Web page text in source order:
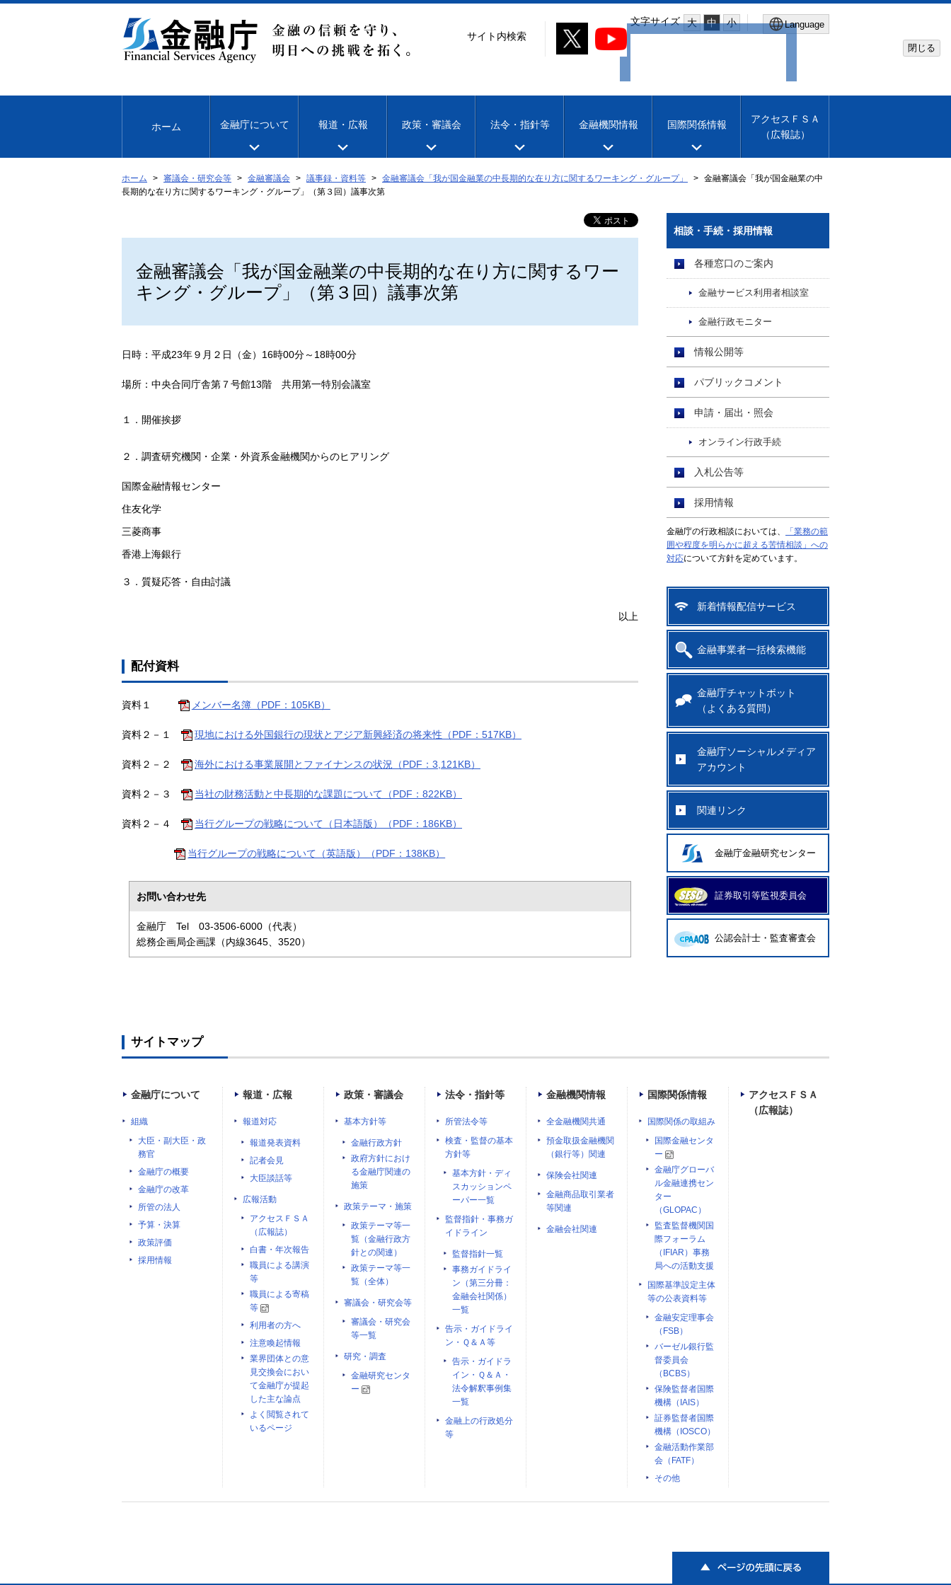
文
移
文字サイズ 大 中 小 Language
Machine translation
閉じる
サイト内検索
ホーム 金融庁について 報道・広報 政策・審議会 法令・指針等 金融機関情報 国際関係情報
アクセスＦＳＡ
（広報誌）
ホーム 審議会・研究会等 金融審議会 議事録・資料等 金融審議会「我が国金融業の中長期的な在り方に関するワーキング・グループ」
金融審議会「我が国金融業の中
長期的な在り方に関するワーキング・グループ」（第３回）議事次第
金融審議会「我が国金融業の中長期的な在り方に関するワー
キング・グループ」（第３回）議事次第
日時：平成23年９月２日（金）16時00分～18時00分
場所：中央合同庁舎第７号館13階 共用第一特別会議室
１．開催挨拶
２．調査研究機関・企業・外資系金融機関からのヒアリング
国際金融情報センター
住友化学
三菱商事
香港上海銀行
３．質疑応答・自由討議
以上
配付資料
資料１ メンバー名簿（PDF：105KB）
資料２－１ 現地における外国銀行の現状とアジア新興経済の将来性（PDF：517KB）
資料２－２ 海外における事業展開とファイナンスの状況（PDF：3,121KB）
資料２－３ 当社の財務活動と中長期的な課題について（PDF：822KB）
資料２－４ 当行グループの戦略について（日本語版）（PDF：186KB）
当行グループの戦略について（英語版）（PDF：138KB）
お問い合わせ先
金融庁 Tel 03-3506-6000（代表）
総務企画局企画課（内線3645、3520）
相談・手続・採用情報
各種窓口のご案内
金融サービス利用者相談室
金融行政モニター
情報公開等
パブリックコメント
申請・届出・照会
オンライン行政手続
入札公告等
採用情報
金融庁の行政相談においては、
「業務の範
囲や程度を明らかに超える苦情相談」への
対応について方針を定めています。
新着情報配信サービス
金融事業者一括検索機能
金融庁チャットボット
（よくある質問）
金融庁ソーシャルメディア
アカウント
関連リンク
金融庁金融研究センター
証券取引等監視委員会
公認会計士・監査審査会
サイトマップ
金融庁について
組織
大臣・副大臣・政
務官
金融庁の概要
金融庁の改革
所管の法人
予算・決算
政策評価
採用情報
報道・広報
報道対応
報道発表資料
記者会見
大臣談話等
広報活動
アクセスＦＳＡ
（広報誌）
白書・年次報告
職員による講演
等
職員による寄稿
等
利用者の方へ
注意喚起情報
業界団体との意
見交換会におい
て金融庁が提起
した主な論点
よく閲覧されて
いるページ
政策・審議会
基本方針等
金融行政方針
政府方針におけ
る金融庁関連の
施策
政策テーマ・施策
政策テーマ等一
覧（金融行政方
針との関連）
政策テーマ等一
覧（全体）
審議会・研究会等
審議会・研究会
等一覧
研究・調査
金融研究センタ
ー
法令・指針等
所管法令等
検査・監督の基本
方針等
基本方針・ディ
スカッションペ
ーパー一覧
監督指針・事務ガ
イドライン
監督指針一覧
事務ガイドライ
ン（第三分冊：
金融会社関係）
一覧
告示・ガイドライ
ン・Ｑ＆Ａ等
告示・ガイドラ
イン・Ｑ＆Ａ・
法令解釈事例集
一覧
金融上の行政処分
等
金融機関情報
全金融機関共通
預金取扱金融機関
（銀行等）関連
保険会社関連
金融商品取引業者
等関連
金融会社関連
国際関係情報
国際関係の取組み
国際金融センタ
ー
金融庁グローバ
ル金融連携セン
ター
（GLOPAC）
監査監督機関国
際フォーラム
（IFIAR）事務
局への活動支援
国際基準設定主体
等の公表資料等
金融安定理事会
（FSB）
バーゼル銀行監
督委員会
（BCBS）
保険監督者国際
機構（IAIS）
証券監督者国際
機構（IOSCO）
金融活動作業部
会（FATF）
その他
アクセスＦＳＡ
（広報誌）